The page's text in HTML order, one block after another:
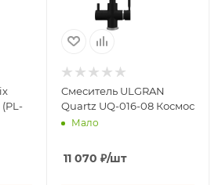
Cмеситель ULGRAN
Quartz UQ-016-08 Космос
Мало
11 070 ₽/шт